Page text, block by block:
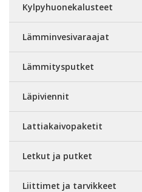
Kylpyhuonekalusteet
Lämminvesivaraajat
Lämmitysputket
Läpiviennit
Lattiakaivopaketit
Letkut ja putket
Liittimet ja tarvikkeet